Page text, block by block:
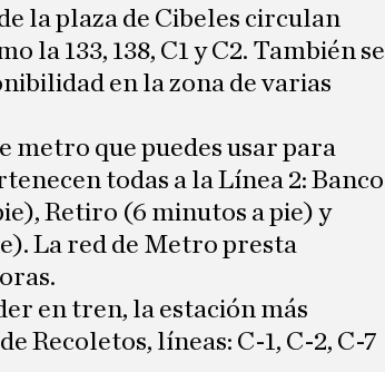
la plaza de Cibeles circulan
la 133, 138, C1 y C2. También se
en la zona de varias
metro que puedes usar para
todas a la Línea 2: Banco
Retiro (6 minutos a pie) y
La red de Metro presta
en tren, la estación más
Recoletos, líneas: C-1, C-2, C-7